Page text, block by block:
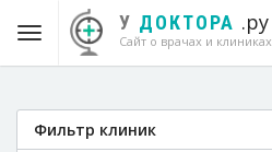
У ДОКТОРА .ру
Сайт о врачах и клиниках
Фильтр клиник